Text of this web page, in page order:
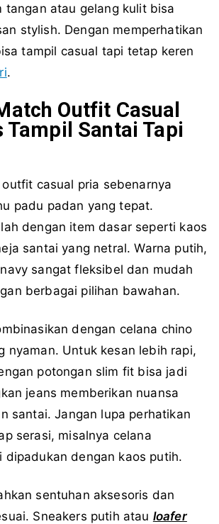
tangan atau gelang kulit bisa
stylish. Dengan memperhatikan
tampil casual tapi tetap keren
.
Outfit Casual
Tampil Santai Tapi
casual pria sebenarnya
padu padan yang tepat.
dengan item dasar seperti kaos
santai yang netral. Warna putih,
sangat fleksibel dan mudah
berbagai pilihan bawahan.
dengan celana chino
nyaman. Untuk kesan lebih rapi,
potongan slim fit bisa jadi
jeans memberikan nuansa
santai. Jangan lupa perhatikan
serasi, misalnya celana
dipadukan dengan kaos putih.
sentuhan aksesoris dan
Sneakers putih atau loafer